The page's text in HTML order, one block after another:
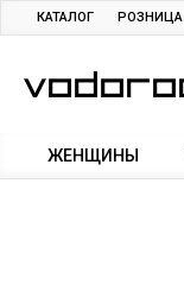
КАТАЛОГ РОЗНИЦА
ЖЕНЩИНЫ